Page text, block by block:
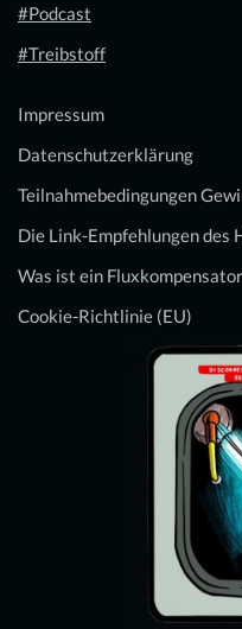
#Podcast
#Treibstoff
Impressum
Datenschutzerklärung
Teilnahmebedingungen
Die Link-Empfehlungen des
Was ist ein
Cookie-Richtlinie (EU)